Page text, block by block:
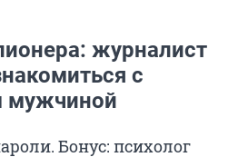
журналист
с
мужчиной
Бонус: психолог